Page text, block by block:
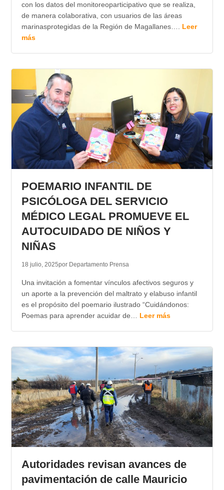
con los datos del monitoreoparticipativo que se realiza,
de manera colaborativa, con usuarios de las áreas
marinasprotegidas de la Región de Magallanes…. Leer
más
POEMARIO INFANTIL DE
PSICÓLOGA DEL SERVICIO
MÉDICO LEGAL PROMUEVE EL
AUTOCUIDADO DE NIÑOS Y
NIÑAS
18 julio, 2025por Departamento Prensa
Una invitación a fomentar vínculos afectivos seguros y
un aporte a la prevención del maltrato y elabuso infantil
es el propósito del poemario ilustrado “Cuidándonos:
Poemas para aprender acuidar de… Leer más
Autoridades revisan avances de
pavimentación de calle Mauricio